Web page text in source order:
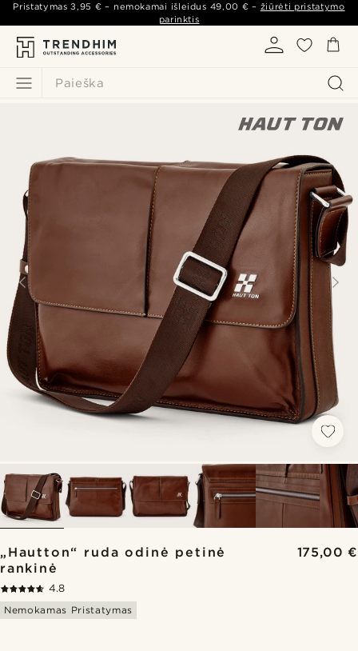
Paieška
Pristatymas3,95 € – nemokamai išleidus 49,00 € – žiūrėti pristatymo
parinktis
„Hautton“ ruda odinė petinė
rankinė
175,00 €
4.8
Nemokamas Pristatymas